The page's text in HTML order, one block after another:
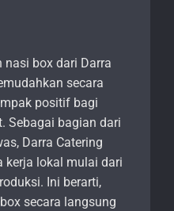
box dari Darra
secara
positif bagi
Sebagai bagian dari
Darra Catering
kerja lokal mulai dari
Ini berarti,
secara langsung